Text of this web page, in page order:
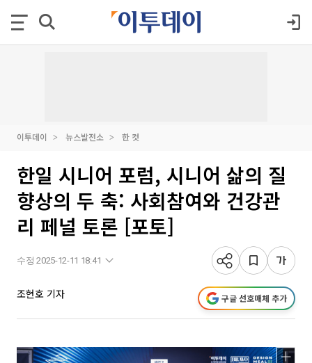
이투데이 뉴스발전소 한 컷
한일 시니어 포럼, 시니어 삶의 질
향상의 두 축: 사회참여와 건강관
리 페널 토론 [포토]
수정 2025-12-11 18:41
조현호 기자 구글 선호매체 추가